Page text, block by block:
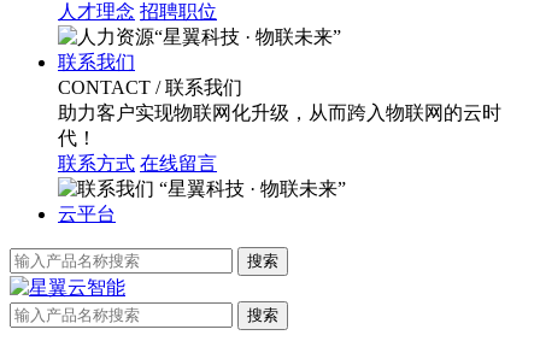
人才理念 招聘职位
“星翼科技 · 物联未来”
联系我们
CONTACT / 联系我们
助力客户实现物联网化升级，从而跨入物联网的云时
代！
联系方式 在线留言
“星翼科技 · 物联未来”
云平台